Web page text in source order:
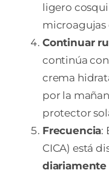
ligero
microagujas
Continuar
continúa
crema
por la
protector
Frecuencia:
CICA) está
diariamente